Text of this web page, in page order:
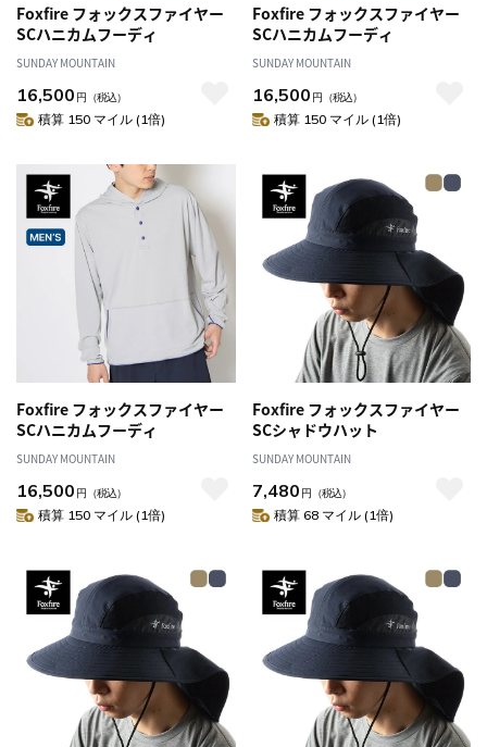
Foxfire フォックスファイヤー
SCハニカムフーディ
SUNDAY MOUNTAIN
16,500 円 （税込）
積算 150 マイル (1倍)
Foxfire フォックスファイヤー
SCハニカムフーディ
SUNDAY MOUNTAIN
16,500 円 （税込）
積算 150 マイル (1倍)
Foxfire フォックスファイヤー
SCハニカムフーディ
SUNDAY MOUNTAIN
16,500 円 （税込）
積算 150 マイル (1倍)
Foxfire フォックスファイヤー
SCシャドウハット
SUNDAY MOUNTAIN
7,480 円 （税込）
積算 68 マイル (1倍)